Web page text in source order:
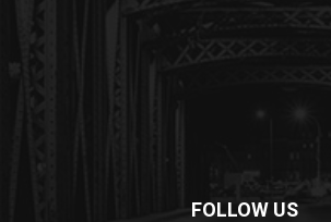
FOLLOW US